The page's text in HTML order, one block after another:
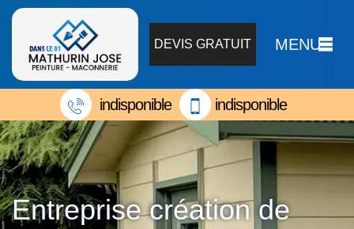
DEVIS GRATUIT MENU
indisponible indisponible
Entreprise création de